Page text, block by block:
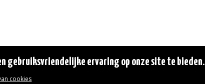
gebruiksvriendelijke ervaring op onze site te bieden.
cookies